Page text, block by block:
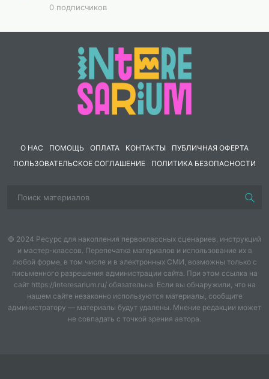
стратегической инициативой, ориентированной на
создание психологически комфортной среды для
развития и повышения квалификации педагогов,
увеличение числа закрепившихся в профессии
педагогических кадров. Тема наставничества в
федеральные и региональные проекты
«Современная школа», «Учитель будущего»,
подразумевается способ передачи знаний, а также
навыков и умений молодому специалисту, которые
идут от более опытного и знающего человека.
Наставничество является определенным типом
подготовки молодого специалиста, при котором его
занятость происходит под наблюдением и
0 подписчиков
О НАС ПОМОЩЬ ОПЛАТА КОНТАКТЫ
ПУБЛИЧНАЯ ОФЕРТА
ПОЛЬЗОВАТЕЛЬСКОЕ СОГЛАШЕНИЕ
ПОЛИТИКА БЕЗОПАСНОСТИ
© 2024 Ресурс для накопления первоклассных сценариев, инструкций
и мастер-классов. Перепечатка материалов и использование их в
любой форме, в том числе и в электронных СМИ, возможны только с
письменного разрешения администрации сайта. При этом ссылка на
сайт https://interesarium.ru/ обязательна. Если вы обнаружили, что на
нашем сайте незаконно используются материалы, сообщите
администратору — материалы будут удалены. Мнение редакции может
не совпадать с точкой зрения автора.